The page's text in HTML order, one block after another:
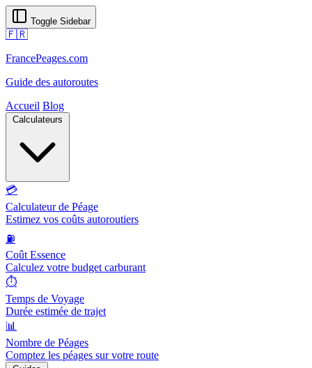
Toggle Sidebar
🇫🇷
FrancePeages.com
Guide des autoroutes
Accueil Blog
Calculateurs
💳
Calculateur de Péage
Estimez vos coûts autoroutiers
⛽
Coût Essence
Calculez votre budget carburant
⏱️
Temps de Voyage
Durée estimée de trajet
📊
Nombre de Péages
Comptez les péages sur votre route